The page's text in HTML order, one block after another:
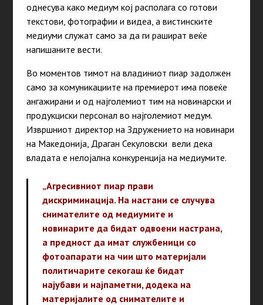
однесува како медиум кој располага со готови
текстови, фотографии и видеа, а вистинските
медиуми служат само за да ги рашират веќе
напишаните вести.
Во моментов тимот на владиниот пиар задолжен
само за комуникациите на премиерот има повеќе
ангажирани и од најголемиот тим на новинарски и
продукциски персонал во најголемиот медум.
Извршниот директор на Здружението на новинари
на Македонија, Драган Секуловски вели дека
владата е нелојална конкуренција на медиумите.
„Агресивниот пиар прави
дискриминација. На настани се случува
снимателите од медиумите и
новинарите да бидат одвоени настрана,
а предност да имат службеници со
фотоапарати на чии што материјали
политичарите секогаш ќе бидат
најубави и најпаметни, додека на
материјалите од снимателите и